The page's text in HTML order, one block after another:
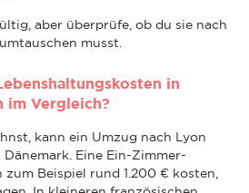
aber überprüfe, ob du sie nach
musst.
in
im Vergleich?
kann ein Umzug nach Lyon
Eine Ein-Zimmer-
Beispiel rund 1.200 € kosten,